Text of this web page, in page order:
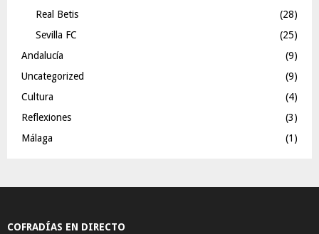
Real Betis
(28)
Sevilla FC
(25)
Andalucía
(9)
Uncategorized
(9)
Cultura
(4)
Reflexiones
(3)
Málaga
(1)
COFRADÍAS EN DIRECTO